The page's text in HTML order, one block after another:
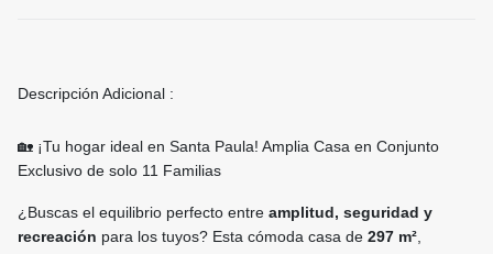
Descripción Adicional :
🏡 ¡Tu hogar ideal en Santa Paula! Amplia Casa en Conjunto
Exclusivo de solo 11 Familias
¿Buscas el equilibrio perfecto entre amplitud, seguridad y
recreación para los tuyos? Esta cómoda casa de 297 m²